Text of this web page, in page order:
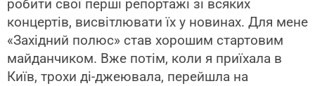
робити свої перші репортажі зі всяких
концертів, висвітлювати їх у новинах. Для мене
«Західний полюс» став хорошим стартовим
майданчиком. Вже потім, коли я приїхала в
Київ, трохи ді-джеювала, перейшла на